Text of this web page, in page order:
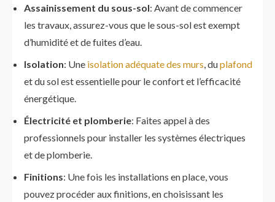
Assainissement du sous-sol: Avant de commencer
les travaux, assurez-vous que le sous-sol est exempt
d’humidité et de fuites d’eau.
Isolation: Une isolation adéquate des murs, duplafond
et du sol est essentielle pour le confort et l’efficacité
énergétique.
Électricité et plomberie: Faites appel à des
professionnels pour installer les systèmes électriques
et de plomberie.
Finitions: Une fois les installations en place, vous
pouvez procéder aux finitions, en choisissant les